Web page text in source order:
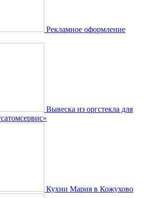
Рекламное оформление
Вывеска из оргстекла для
Кухни Мария в Кожухово